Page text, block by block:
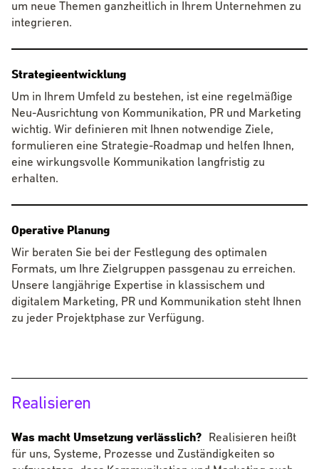
um neue Themen ganzheitlich in Ihrem Unternehmen zu
integrieren.
Strategieentwicklung
Um in Ihrem Umfeld zu bestehen, ist eine regelmäßige
Neu-Ausrichtung von Kommunikation, PR und Marketing
wichtig. Wir definieren mit Ihnen notwendige Ziele,
formulieren eine Strategie-Roadmap und helfen Ihnen,
eine wirkungsvolle Kommunikation langfristig zu
erhalten.
Operative Planung
Wir beraten Sie bei der Festlegung des optimalen
Formats, um Ihre Zielgruppen passgenau zu erreichen.
Unsere langjährige Expertise in klassischem und
digitalem Marketing, PR und Kommunikation steht Ihnen
zu jeder Projektphase zur Verfügung.
Realisieren
Was macht Umsetzung verlässlich?
Was macht Umsetzung verlässlich?
Realisieren heißt
für uns, Systeme, Prozesse und Zuständigkeiten so